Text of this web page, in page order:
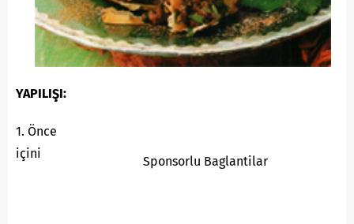
YAPILIŞI:
Sponsorlu Baglantilar
1. Önce
içini